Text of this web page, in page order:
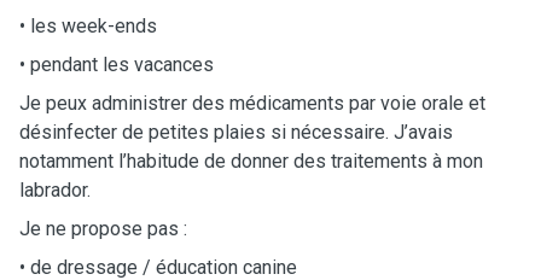
• les week-ends
• pendant les vacances
Je peux administrer des médicaments par voie orale et
désinfecter de petites plaies si nécessaire. J’avais
notamment l’habitude de donner des traitements à mon
labrador.
Je ne propose pas :
• de dressage / éducation canine